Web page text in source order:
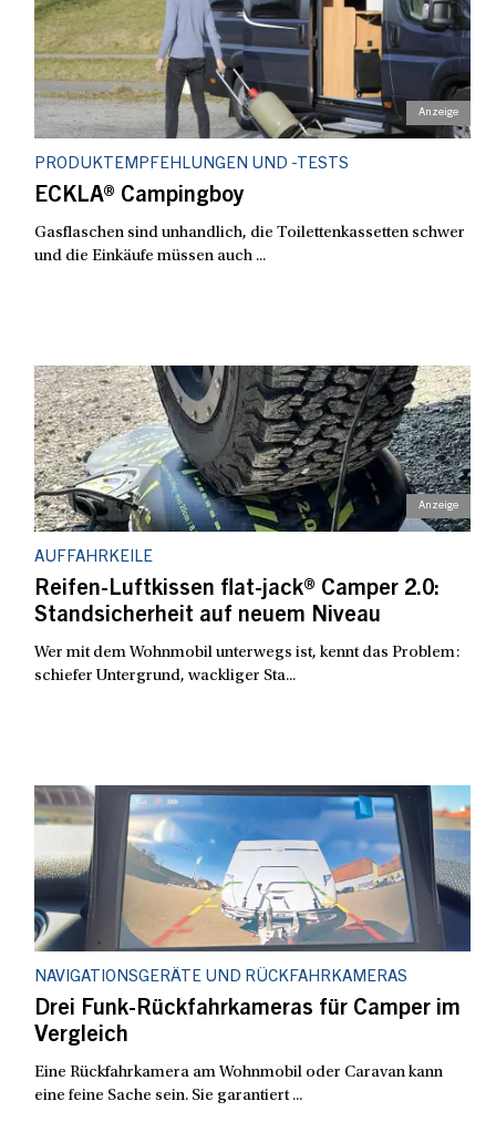
PRODUKTEMPFEHLUNGEN UND -TESTS
ECKLA® Campingboy
Gasflaschen sind unhandlich, die Toilettenkassetten schwer
und die Einkäufe müssen auch ...
AUFFAHRKEILE
Reifen-Luftkissen flat-jack® Camper 2.0:
Standsicherheit auf neuem Niveau
Wer mit dem Wohnmobil unterwegs ist, kennt das Problem:
schiefer Untergrund, wackliger Sta...
NAVIGATIONSGERÄTE UND RÜCKFAHRKAMERAS
Drei Funk-Rückfahrkameras für Camper im
Vergleich
Eine Rückfahrkamera am Wohnmobil oder Caravan kann
eine feine Sache sein. Sie garantiert ...